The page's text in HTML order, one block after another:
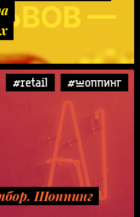
#retail #шоппинг
Шоппинг